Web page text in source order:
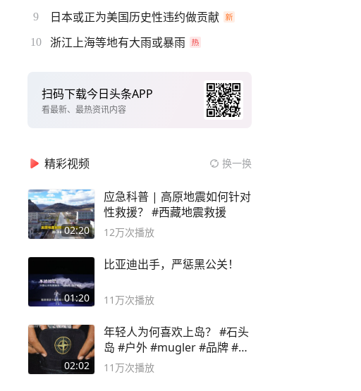
9 日本或正为美国历史性违约做贡献
10 浙江上海等地有大雨或暴雨
扫码下载今日头条APP
看最新、最热资讯内容
精彩视频 换一换
02:20
应急科普 | 高原地震如何针对
性救援？ #西藏地震救援
12万次播放
01:20
比亚迪出手，严惩黑公关！
11万次播放
02:02
年轻人为何喜欢上岛？ #石头
岛 #户外 #mugler #品牌 #足
球流氓
11万次播放